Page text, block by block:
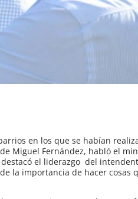
en los que se habían
Miguel Fernández, habló el
el liderazgo del
la importancia de hacer cosas